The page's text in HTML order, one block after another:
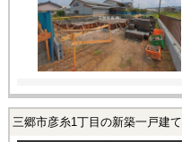
三郷市彦糸1丁目の新築一戸建て